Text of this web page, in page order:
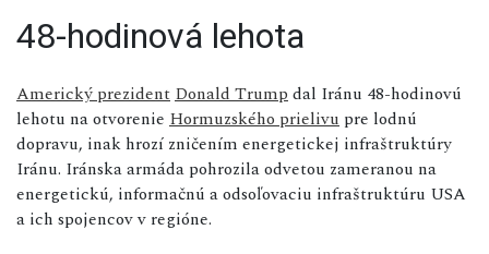
48-hodinová lehota
Americký prezident Donald Trump dal Iránu 48-hodinovú
lehotu na otvorenie Hormuzského prielivu pre lodnú
dopravu, inak hrozí zničením energetickej infraštruktúry
Iránu. Iránska armáda pohrozila odvetou zameranou na
energetickú, informačnú a odsoľovaciu infraštruktúru USA
a ich spojencov v regióne.